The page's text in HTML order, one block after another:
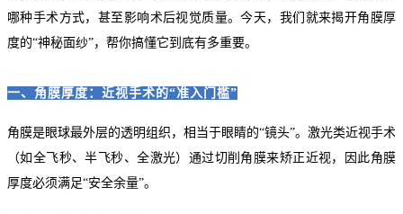
哪种手术方式，甚至影响术后视觉质量。今天，我们就来揭开角膜厚
度的“神秘面纱”，帮你搞懂它到底有多重要。
一、角膜厚度：近视手术的“准入门槛”
角膜是眼球最外层的透明组织，相当于眼睛的“镜头”。激光类近视手术
（如全飞秒、半飞秒、全激光）通过切削角膜来矫正近视，因此角膜
厚度必须满足“安全余量”。